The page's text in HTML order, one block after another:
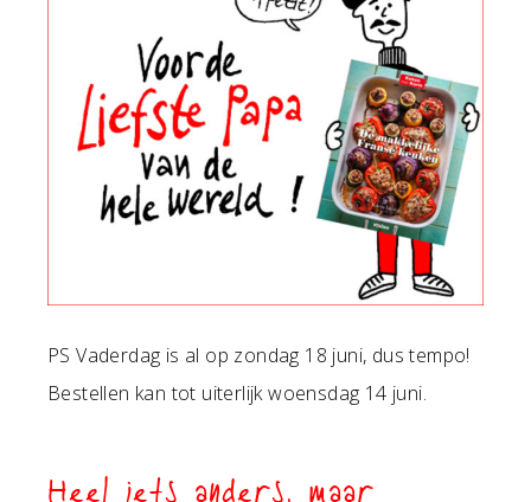
PS Vaderdag is al op zondag 18 juni, dus tempo!
Bestellen kan tot uiterlijk woensdag 14 juni.